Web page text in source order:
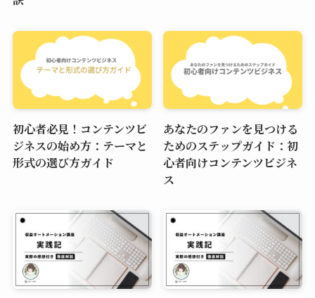
初心者必見！コンテンツビ
ジネスの始め方：テーマと
形式の選び方ガイド
あなたのファンを見つける
ためのステップガイド：初
心者向けコンテンツビジネ
ス